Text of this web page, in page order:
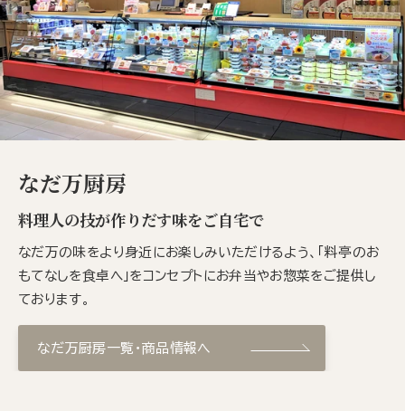
なだ万厨房
料理人の技が作りだす味をご自宅で
なだ万の味をより身近にお楽しみいただけるよう、「料亭のお
もてなしを食卓へ」をコンセプトにお弁当やお惣菜をご提供し
ております。
なだ万厨房一覧・商品情報へ